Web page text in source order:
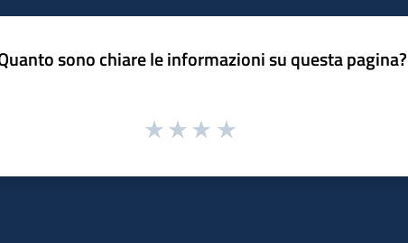
sono chiare le informazioni su questa pagina?